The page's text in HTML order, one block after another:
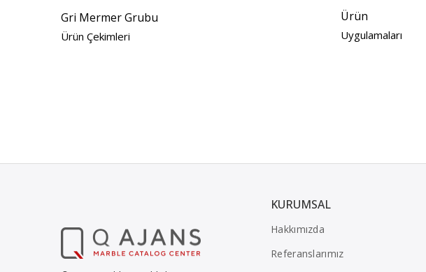
Gri Mermer Grubu
Ürün Çekimleri
Ürün
Uygulamaları
KURUMSAL
Hakkımızda
Referanslarımız